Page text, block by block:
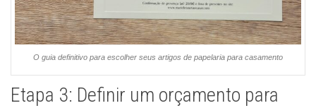
O guia definitivo para escolher seus artigos de papelaria para casamento
Etapa 3: Definir um orçamento para